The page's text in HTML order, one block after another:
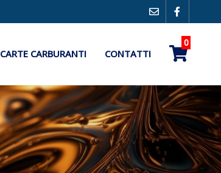
CARTE CARBURANTI CONTATTI
0